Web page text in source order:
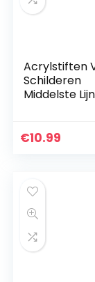
Acrylstiften
Schilderen
Middelste
Permanente
€10.99